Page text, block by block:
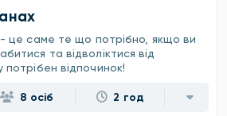
- це саме те що потрібно, якщо ви
та відволіктися від
потрібен відпочинок!
8 осіб 2 год